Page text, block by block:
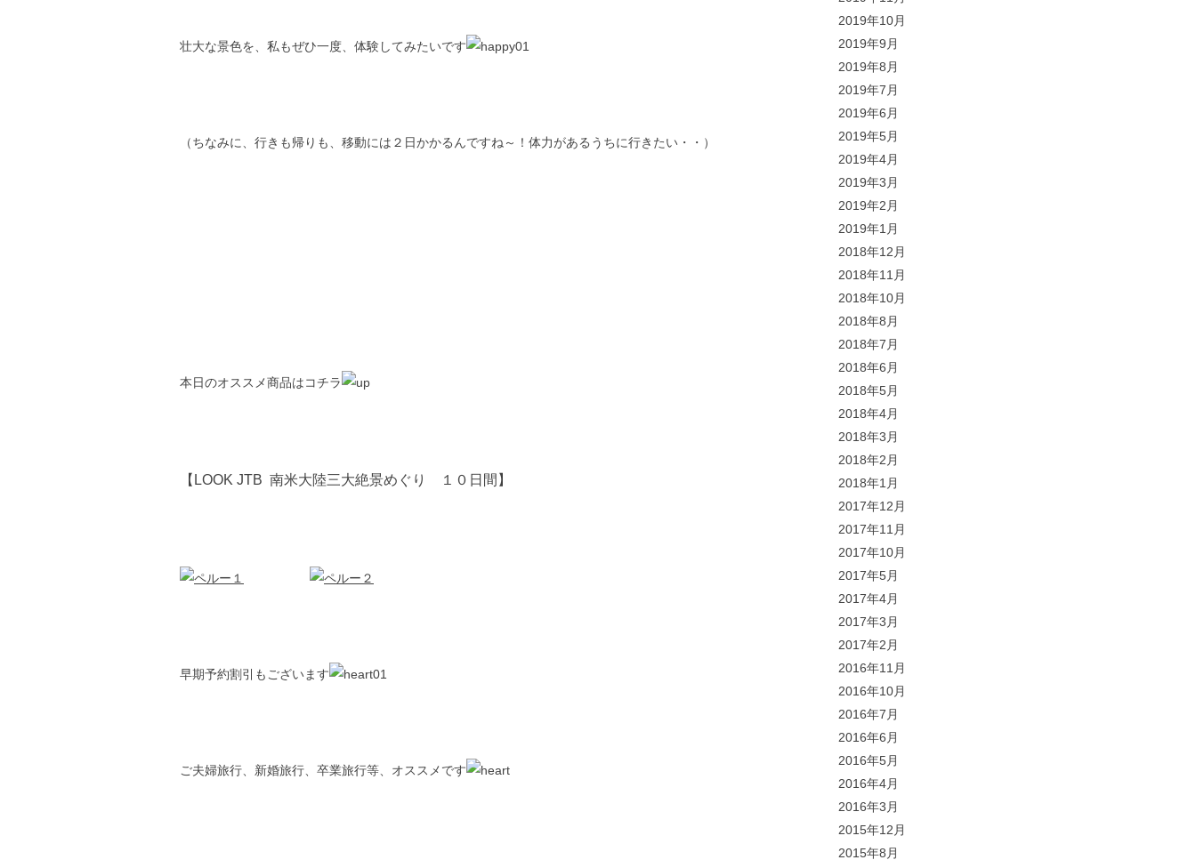
壮大な景色を、私もぜひ一度、体験してみたいです
（ちなみに、行きも帰りも、移動には２日かかるんですね～！体力があるうちに行きたい・・）
本日のオススメ商品はコチラ
【LOOK JTB 南米大陸三大絶景めぐり １０日間】
早期予約割引もございます
ご夫婦旅行、新婚旅行、卒業旅行等、オススメです
2019年10月
2019年9月
2019年8月
2019年7月
2019年6月
2019年5月
2019年4月
2019年3月
2019年2月
2019年1月
2018年12月
2018年11月
2018年10月
2018年8月
2018年7月
2018年6月
2018年5月
2018年4月
2018年3月
2018年2月
2018年1月
2017年12月
2017年11月
2017年10月
2017年5月
2017年4月
2017年3月
2017年2月
2016年11月
2016年10月
2016年7月
2016年6月
2016年5月
2016年4月
2016年3月
2015年12月
2015年8月